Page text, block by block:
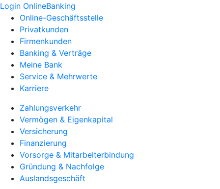
Login OnlineBanking
Online-Geschäftsstelle
Privatkunden
Firmenkunden
Banking & Verträge
Meine Bank
Service & Mehrwerte
Karriere
Zahlungsverkehr
Vermögen & Eigenkapital
Versicherung
Finanzierung
Vorsorge & Mitarbeiterbindung
Gründung & Nachfolge
Auslandsgeschäft